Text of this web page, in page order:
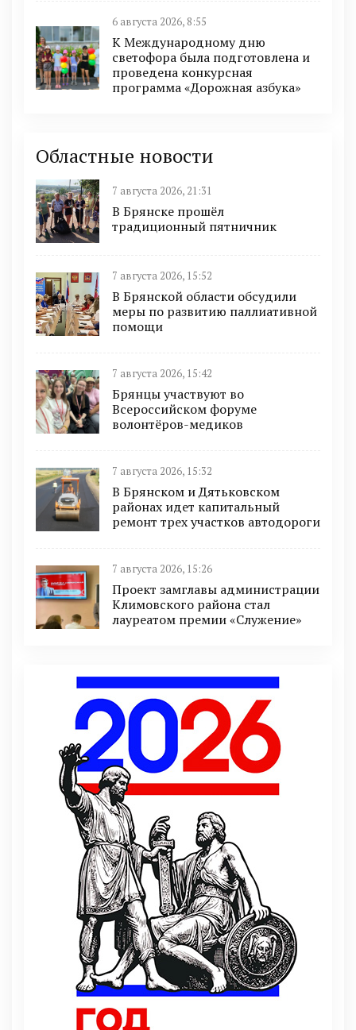
6 августа 2026, 8:55
К Международному дню
светофора была подготовлена и
проведена конкурсная
программа «Дорожная азбука»
Областные новости
7 августа 2026, 21:31
В Брянске прошёл
традиционный пятничник
7 августа 2026, 15:52
В Брянской области обсудили
меры по развитию паллиативной
помощи
7 августа 2026, 15:42
Брянцы участвуют во
Всероссийском форуме
волонтёров-медиков
7 августа 2026, 15:32
В Брянском и Дятьковском
районах идет капитальный
ремонт трех участков автодороги
7 августа 2026, 15:26
Проект замглавы администрации
Климовского района стал
лауреатом премии «Служение»